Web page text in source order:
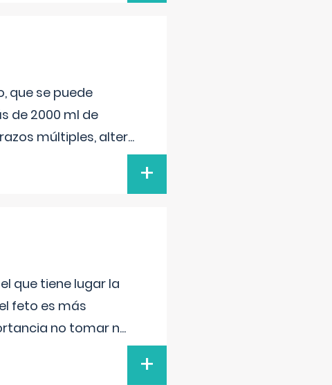
que se puede
de 2000 ml de
múltiples, alter...
+
que tiene lugar la
feto es más
no tomar n...
+